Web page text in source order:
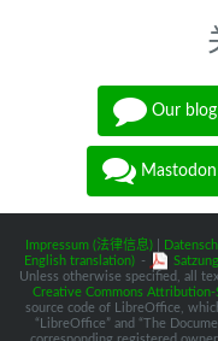
Our blog
Impressum (法律信息)|
English translation) -
Unless otherwise specified, all
Creative Commons Attribution-
source code of LibreOffice,
“LibreOffice” and “The